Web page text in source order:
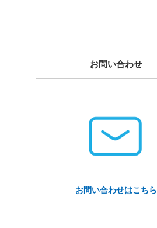
お問い合わせ
お問い合わせはこちら